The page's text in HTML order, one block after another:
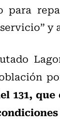
para
131,